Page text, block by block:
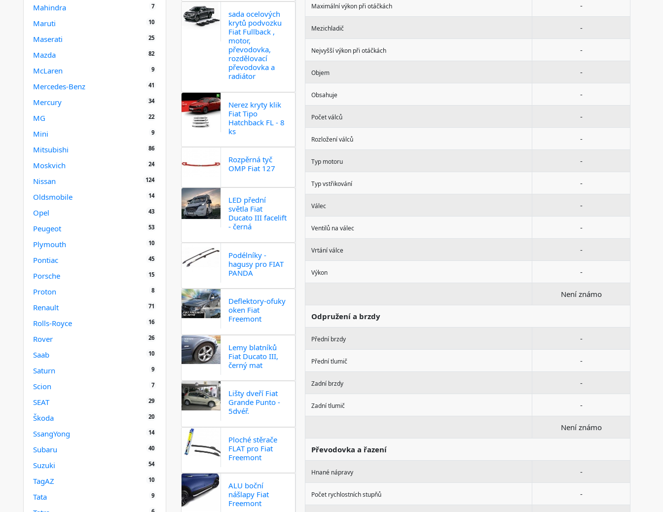
Mahindra 7
Maruti 10
Maserati 25
Mazda 82
McLaren 9
Mercedes-Benz 41
Mercury 34
MG 22
Mini 9
Mitsubishi 86
Moskvich 24
Nissan 124
Oldsmobile 14
Opel 43
Peugeot 53
Plymouth 10
Pontiac 45
Porsche 15
Proton 8
Renault 71
Rolls-Royce 16
Rover 26
Saab 10
Saturn 9
Scion 7
SEAT 29
Škoda 20
SsangYong 14
Subaru 40
Suzuki 54
TagAZ 10
Tata 9
sada ocelových
krytů podvozku
Fiat Fullback ,
motor,
převodovka,
rozdělovací
převodovka a
radiátor
Nerez kryty klik
Fiat Tipo
Hatchback FL - 8
ks
Rozpěrná tyč
OMP Fiat 127
LED přední
světla Fiat
Ducato III facelift
- černá
Podélníky -
hagusy pro FIAT
PANDA
Deflektory-ofuky
oken Fiat
Freemont
Lemy blatníků
Fiat Ducato III,
černý mat
Lišty dveří Fiat
Grande Punto -
5dvéř.
Ploché stěrače
FLAT pro Fiat
Freemont
ALU boční
nášlapy Fiat
Freemont
Maximální výkon při otáčkách -
Mezichladič -
Nejvyšší výkon při otáčkách -
Objem -
Obsahuje -
Počet válců -
Rozložení válců -
Typ motoru -
Typ vstřikování -
Válec -
Ventilů na válec -
Vrtání válce -
Výkon -
Není známo
Odpružení a brzdy
Přední brzdy -
Přední tlumič -
Zadní brzdy -
Zadní tlumič -
Není známo
Převodovka a řazení
Hnané nápravy -
Počet rychlostních stupňů -